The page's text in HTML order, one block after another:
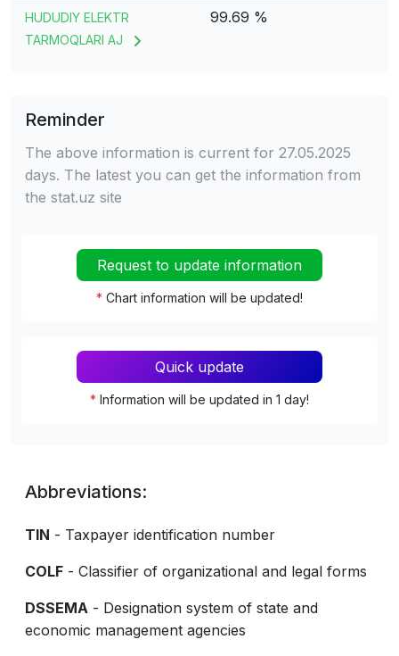
HUDUDIY ELEKTR
TARMOQLARI AJ
99.69 %
Reminder
The above information is current for 27.05.2025
days. The latest you can get the information from
the stat.uz site
Request to update information
* Chart information will be updated!
Quick update
* Information will be updated in 1 day!
Abbreviations:
TIN - Taxpayer identification number
COLF - Classifier of organizational and legal forms
DSSEMA - Designation system of state and
economic management agencies